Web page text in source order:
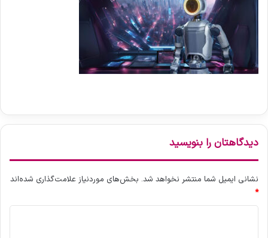
دیدگاهتان را بنویسید
نشانی ایمیل شما منتشر نخواهد شد. بخش‌های موردنیاز علامت‌گذاری شده‌اند
*